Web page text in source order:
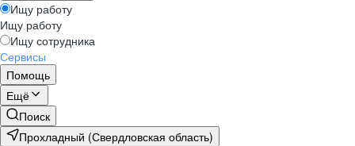
Ищу работу
Ищу работу
Ищу сотрудника
Сервисы
Помощь
Ещё
Поиск
Прохладный (Свердловская область)